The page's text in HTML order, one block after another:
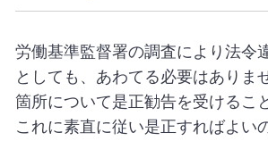
労働基準監督署の調査により法令
としても、あわてる必要はありま
箇所について是正勧告を受けるこ
これに素直に従い是正すればよい